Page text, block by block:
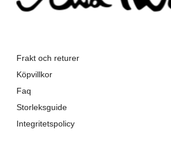
Frakt och returer
Köpvillkor
Faq
Storleksguide
Integritetspolicy